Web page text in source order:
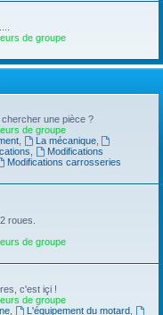
de groupe
une pièce ?
de groupe
, La mécanique,
Modifications
Modifications carrosseries
roues.
de groupe
c'est içi !
de groupe
, L'équipement du motard,